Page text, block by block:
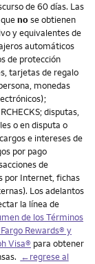
de 60 días. Las
nose obtienen
y equivalentes de
automáticos
de protección
tarjetas de regalo
monedas
disputas,
o en disputa o
e intereses de
por pago
de
por Internet, fichas
Los adelantos
la línea de
de los Términos
Rewards® y
Visa® para obtener
←regrese al